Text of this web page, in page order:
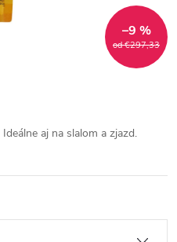
od €297,33
–9 %
aj na slalom a zjazd.